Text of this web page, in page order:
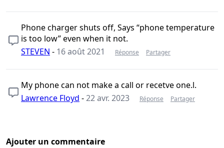
Phone charger shuts off, Says “phone temperature
is too low” even when it not.
STEVEN - 16 août 2021 Réponse Partager
My phone can not make a call or recetve one.l.
Lawrence Floyd -22 avr. 2023 Réponse Partager
Ajouter un commentaire